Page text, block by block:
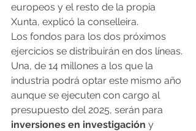
europeos y el resto de la propia
Xunta, explicó la conselleira.
Los fondos para los dos próximos
ejercicios se distribuirán en dos líneas.
Una, de 14 millones a los que la
industria podrá optar este mismo año
aunque se ejecuten con cargo al
presupuesto del 2025, serán para
inversiones en investigación y